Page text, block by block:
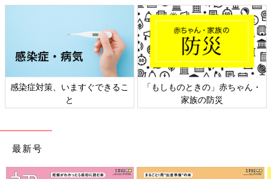
日本外来小児科学会リーフレッ
ト検討会
六星占術 細木かおりさんの人生
相談
最新号